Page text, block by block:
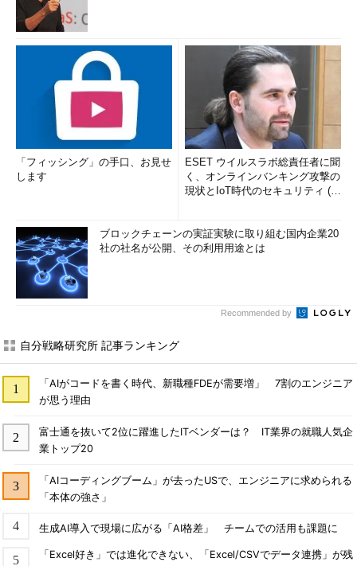
「フィッシング」の手口、お見せ
します
ESET ウイルスラボ総責任者に聞
く、オンラインバンキング攻撃の
現状とIoT時代のセキュリティ (1/
ブロックチェーンの実証実験に取り組む国内企業20
社の社名が公開、その利用用途とは
Recommended by
自分戦略研究所 記事ランキング
「AIがコードを書く時代、新職種FDEが需要増」 7割のエンジニア
が思う理由
富士通を抜いて2位に躍進したITベンダーは？ IT業界の就職人気企
業トップ20
「AIコーディングブーム」が去ったUSで、エンジニアに求められる
「本体の強さ」
生成AI導入で現場に広がる「AI格差」 チームでの活用も課題に
「Excel好き」では進化できない、「Excel/CSVでデータ連携」が残